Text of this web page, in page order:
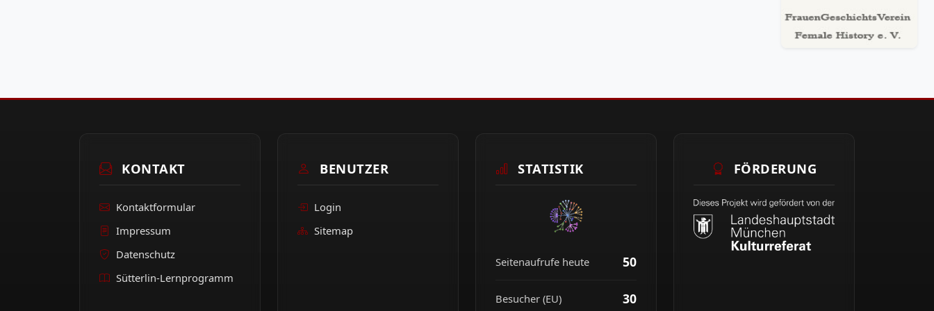
KONTAKT
Kontaktformular
Impressum
Datenschutz
Sütterlin-Lernprogramm
BENUTZER
Login
Sitemap
STATISTIK
Seitenaufrufe heute 50
Besucher (EU) 30
FÖRDERUNG